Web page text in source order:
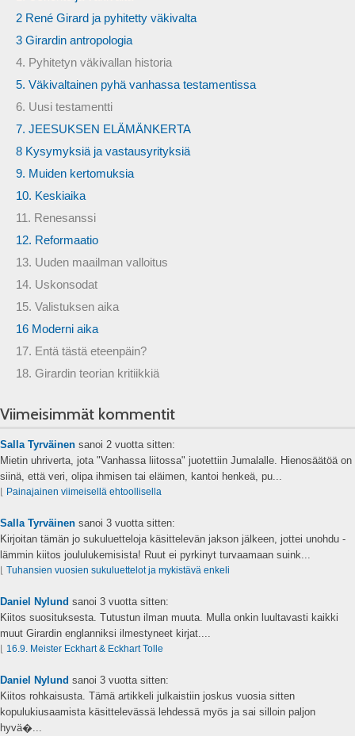
2 René Girard ja pyhitetty väkivalta
3 Girardin antropologia
4. Pyhitetyn väkivallan historia
5. Väkivaltainen pyhä vanhassa testamentissa
6. Uusi testamentti
7. JEESUKSEN ELÄMÄNKERTA
8 Kysymyksiä ja vastausyrityksiä
9. Muiden kertomuksia
10. Keskiaika
11. Renesanssi
12. Reformaatio
13. Uuden maailman valloitus
14. Uskonsodat
15. Valistuksen aika
16 Moderni aika
17. Entä tästä eteenpäin?
18. Girardin teorian kritiikkiä
Viimeisimmät kommentit
Salla Tyrväinen sanoi 2 vuotta sitten:
Mietin uhriverta, jota "Vanhassa liitossa" juotettiin Jumalalle. Hienosäätöä on
siinä, että veri, olipa ihmisen tai eläimen, kantoi henkeä, pu...
⌊ Painajainen viimeisellä ehtoollisella
Salla Tyrväinen sanoi 3 vuotta sitten:
Kirjoitan tämän jo sukuluetteloja käsittelevän jakson jälkeen, jottei unohdu -
lämmin kiitos joululukemisista! Ruut ei pyrkinyt turvaamaan suink...
⌊ Tuhansien vuosien sukuluettelot ja mykistävä enkeli
Daniel Nylund sanoi 3 vuotta sitten:
Kiitos suosituksesta. Tutustun ilman muuta. Mulla onkin luultavasti kaikki
muut Girardin englanniksi ilmestyneet kirjat....
⌊ 16.9. Meister Eckhart & Eckhart Tolle
Daniel Nylund sanoi 3 vuotta sitten:
Kiitos rohkaisusta. Tämä artikkeli julkaistiin joskus vuosia sitten
kopulukiusaamista käsittelevässä lehdessä myös ja sai silloin paljon
hyvä�...